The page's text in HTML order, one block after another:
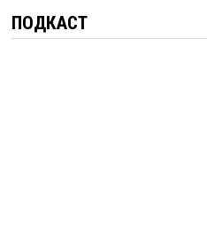
ПОДКАСТ